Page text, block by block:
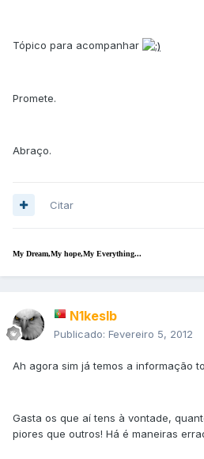
Tópico para acompanhar
Promete.
Abraço.
Citar
My Dream,My hope,My Everything...
N1keslb
Publicado: Fevereiro 5, 2012
Ah agora sim já temos a informação
Gasta os que aí tens à vontade,
piores que outros! Há é maneiras